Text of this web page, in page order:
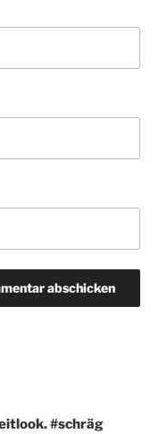
#schräg